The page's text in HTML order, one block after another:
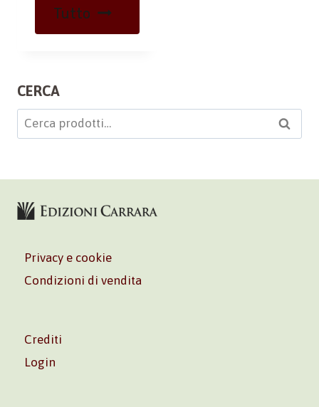
Tutto
CERCA
Cerca: Cerca
Privacy e cookie
Condizioni di vendita
Crediti
Login